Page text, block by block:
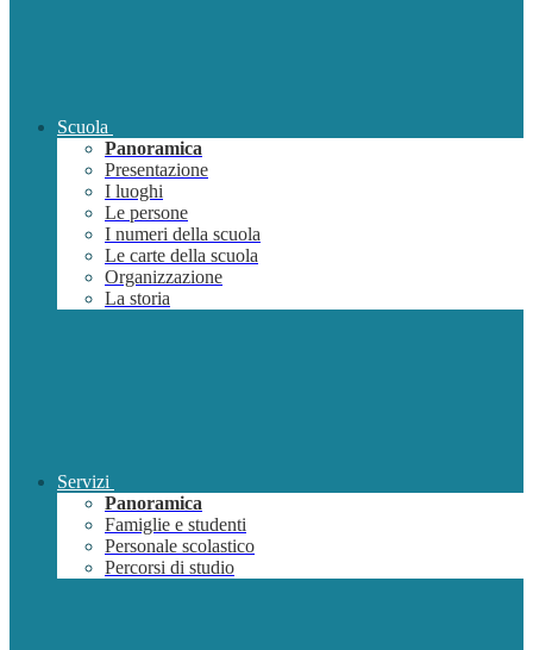
Scuola
Panoramica
Presentazione
I luoghi
Le persone
I numeri della scuola
Le carte della scuola
Organizzazione
La storia
Servizi
Panoramica
Famiglie e studenti
Personale scolastico
Percorsi di studio